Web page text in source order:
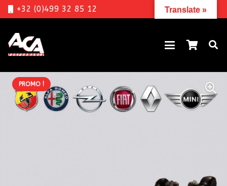
+32 (0)499 32 85 12
PROMO !
Translate »